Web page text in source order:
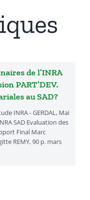
de l’INRA
PART’DEV.
au SAD?
INRA - GERDAL, Mai
SAD Evaluation des
Final Marc
REMY, 90 p. mars